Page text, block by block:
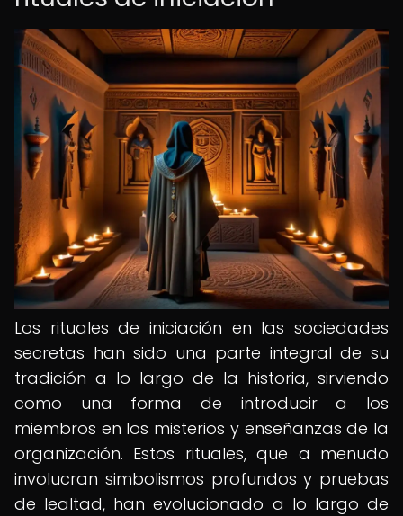
Los rituales de iniciación en las sociedades
secretas han sido una parte integral de su
tradición a lo largo de la historia, sirviendo
como una forma de introducir a los
miembros en los misterios y enseñanzas de la
organización. Estos rituales, que a menudo
involucran simbolismos profundos y pruebas
de lealtad, han evolucionado a lo largo de